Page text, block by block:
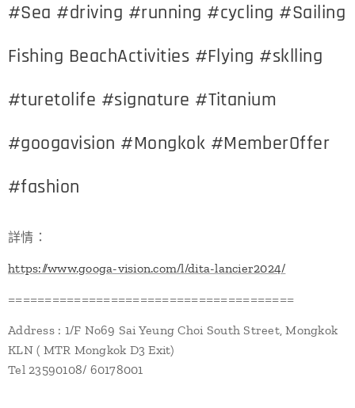
#Sea #driving #running #cycling #Sailing
Fishing BeachActivities #Flying #sklling
#turetolife #signature #Titanium
#googavision #Mongkok #MemberOffer
#fashion
詳情：
https://www.googa-vision.com/l/dita-lancier2024/
=======================================
Address : 1/F No69 Sai Yeung Choi South Street, Mongkok
KLN ( MTR Mongkok D3 Exit)
Tel 23590108/ 60178001